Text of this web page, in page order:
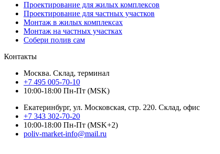
Проектирование для жилых комплексов
Проектирование для частных участков
Монтаж в жилых комплексах
Монтаж на частных участках
Собери полив сам
Контакты
Москва. Склад, терминал
+7 495 005-70-10
10:00-18:00 Пн-Пт (MSK)
Екатеринбург, ул. Московская, стр. 220. Склад, офис
+7 343 302-70-20
10:00-18:00 Пн-Пт (MSK+2)
poliv-market-info@mail.ru